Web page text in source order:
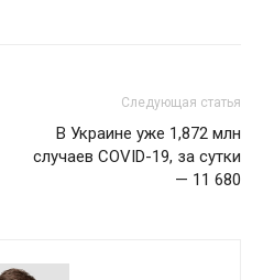
Следующая статья
В Украине уже 1,872 млн
случаев COVID-19, за сутки
— 11 680